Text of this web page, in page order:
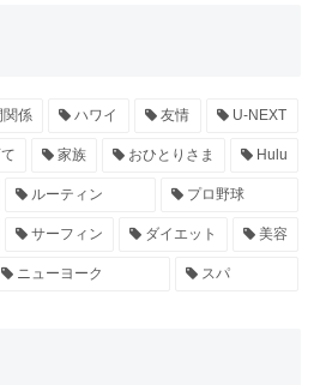
係 ハワイ 友情 U-NEXT
家族 おひとりさま Hulu
ルーティン プロ野球
サーフィン ダイエット 美容
ニューヨーク スパ